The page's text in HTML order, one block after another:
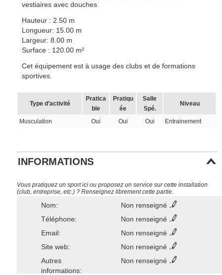
vestiaires avec douches
Hauteur : 2.50 m
Longueur: 15.00 m
Largeur: 8.00 m
Surface : 120.00 m²
Cet équipement est à usage des clubs et de formations
sportives.
Type d’activité
Pratica
ble
Pratiqu
ée
Salle
Spé.
Niveau
Musculation Oui Oui Oui Entrainement
INFORMATIONS
Vous pratiquez un sport ici ou proposez un service sur cette installation
(club, entreprise, etc.) ? Renseignez librement cette partie.
Nom:
Non renseigné
Téléphone:
Non renseigné
Email:
Non renseigné
Site web:
Non renseigné
Autres
informations:
Non renseigné